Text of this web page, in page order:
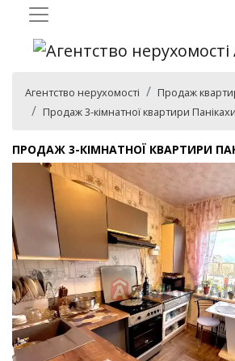
Агентство нерухомості
Продаж
Продаж 3-кімнатної квартири
ПРОДАЖ 3-КІМНАТНОЇ КВАРТИРИ